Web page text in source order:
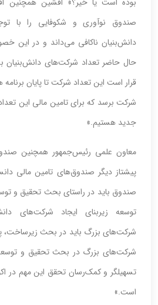
صندوق نوآوری و شکوفایی را با
دانش‌بنیان ناکافی می‌داند و در این
شرکت برسد که برای تامین مالی این
جدید هستیم.»
معاون علمی رئیس‌جمهور همچنین
پیشتاز دیگر صندوق‌های تامین مالی
صندوق باید در راستای بحث تحقیق و
توسعه زیربنای ایجاد شرکت‌های
شرکت‌های بزرگ باید در بحث زیرساخت،
شرکت‌های بزرگ در بحث تحقیق و
تسهیلگر و کمک‌رسان تحقق این مهم در
است.»